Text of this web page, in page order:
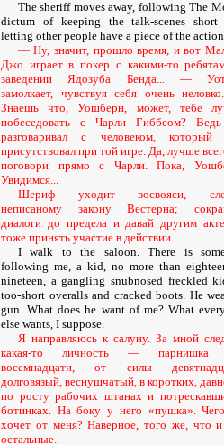
The sheriff moves away, following The
dictum of keeping the talk-scenes short
letting other people have a piece of the
— Ну, значит, прошло время, и вот
Джо играет в покер с какими-то
заведении Ядозуба Бенда... —
замолкает, чувствуя себя очень
Знаешь что, Уошберн, может, тебе
побеседовать с Чарли Гиббсом?
разговаривал с человеком, который
присутствовал при той игре. Да, лучше
поговори прямо с Чарли. Пока,
Увидимся...
Шериф уходит восвояси,
неписаному закону Вестерна;
диалоги до предела и давай другим
тоже принять участие в действии.
I walk to the saloon. There is
following me, a kid, no more than
nineteen, a gangling snubnosed freckled
too-short overalls and cracked boots. He
gun. What does he want of me? What
else wants, I suppose.
Я направляюсь к салуну. За мной
какая-то личность — парнишка
восемнадцати, от силы
долговязый, веснушчатый, в коротких,
по росту рабочих штанах и
ботинках. На боку у него «пушка».
хочет от меня? Наверное, того же, что
остальные.